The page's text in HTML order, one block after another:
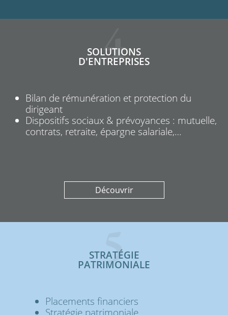
SOLUTIONS
D'ENTREPRISES
4
Bilan de rémunération et protection du
dirigeant
Dispositifs sociaux & prévoyances : mutuelle,
contrats, retraite, épargne salariale,…
Découvrir
STRATÉGIE
PATRIMONIALE
5
Placements financiers
Stratégie patrimoniale